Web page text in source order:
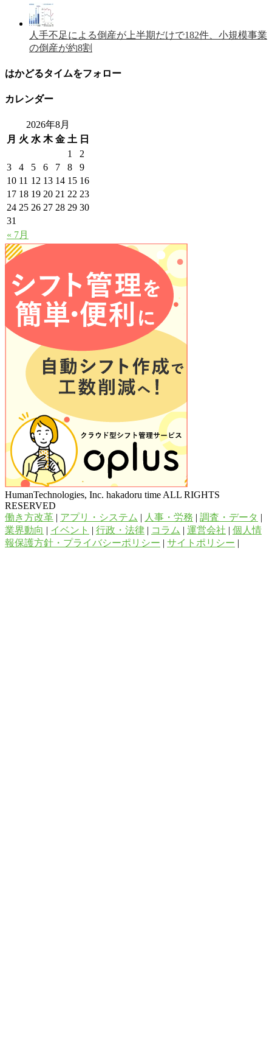
人手不足による倒産が上半期だけで182件、小規模事業
の倒産が約8割
はかどるタイムをフォロー
カレンダー
2026年8月
月 火 水 木 金 土 日
« 7月
1
2
3
4 5 6 7 8
9
10 11 12 13 14 15 16
17 18 19 20 21 22 23
24 25 26 27 28 29 30
31
HumanTechnologies, Inc. hakadoru time ALL RIGHTS
RESERVED
働き方改革 | アプリ・システム | 人事・労務 | 調査・データ |
業界動向 | イベント | 行政・法律 | コラム | 運営会社 | 個人情
報保護方針・プライバシーポリシー | サイトポリシー |